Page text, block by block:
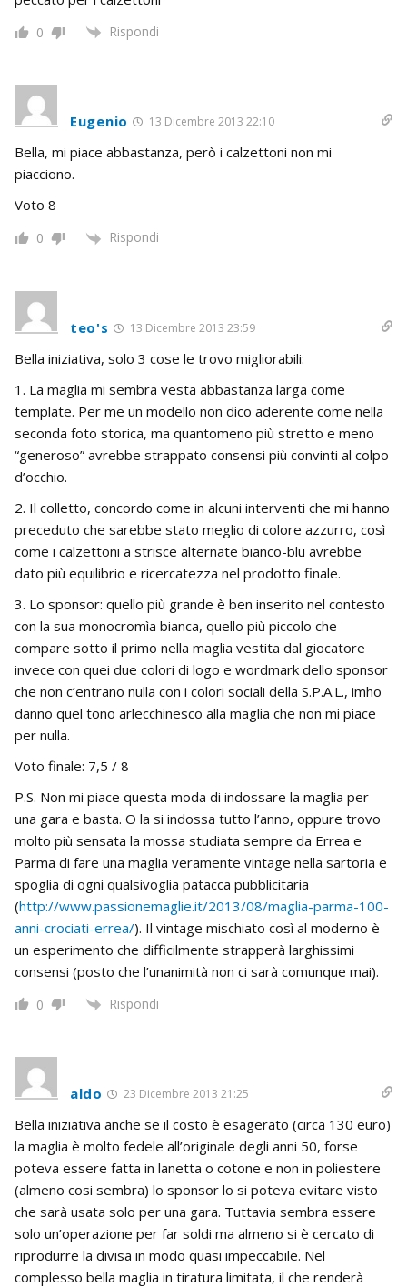
0 Rispondi
Eugenio 13 Dicembre 2013 22:10
Bella, mi piace abbastanza, però i calzettoni non mi
piacciono.
Voto 8
0 Rispondi
teo's 13 Dicembre 2013 23:59
Bella iniziativa, solo 3 cose le trovo migliorabili:
1. La maglia mi sembra vesta abbastanza larga come
template. Per me un modello non dico aderente come nella
seconda foto storica, ma quantomeno più stretto e meno
“generoso” avrebbe strappato consensi più convinti al colpo
d’occhio.
2. Il colletto, concordo come in alcuni interventi che mi hanno
preceduto che sarebbe stato meglio di colore azzurro, così
come i calzettoni a strisce alternate bianco-blu avrebbe
dato più equilibrio e ricercatezza nel prodotto finale.
3. Lo sponsor: quello più grande è ben inserito nel contesto
con la sua monocromìa bianca, quello più piccolo che
compare sotto il primo nella maglia vestita dal giocatore
invece con quei due colori di logo e wordmark dello sponsor
che non c’entrano nulla con i colori sociali della S.P.A.L., imho
danno quel tono arlecchinesco alla maglia che non mi piace
per nulla.
Voto finale: 7,5 / 8
P.S. Non mi piace questa moda di indossare la maglia per
una gara e basta. O la si indossa tutto l’anno, oppure trovo
molto più sensata la mossa studiata sempre da Errea e
Parma di fare una maglia veramente vintage nella sartoria e
spoglia di ogni qualsivoglia patacca pubblicitaria
(http://www.passionemaglie.it/2013/08/maglia-parma-100-
anni-crociati-errea/). Il vintage mischiato così al moderno è
un esperimento che difficilmente strapperà larghissimi
consensi (posto che l’unanimità non ci sarà comunque mai).
0 Rispondi
aldo 23 Dicembre 2013 21:25
Bella iniziativa anche se il costo è esagerato (circa 130 euro)
la maglia è molto fedele all’originale degli anni 50, forse
poteva essere fatta in lanetta o cotone e non in poliestere
(almeno cosi sembra) lo sponsor lo si poteva evitare visto
che sarà usata solo per una gara. Tuttavia sembra essere
solo un’operazione per far soldi ma almeno si è cercato di
riprodurre la divisa in modo quasi impeccabile. Nel
complesso bella maglia in tiratura limitata, il che renderà